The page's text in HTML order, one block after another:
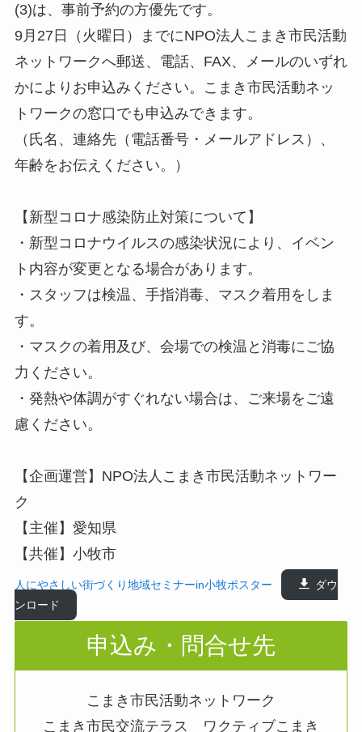
(3)は、事前予約の方優先です。
9月27日（火曜日）までにNPO法人こまき市民活動
ネットワークへ郵送、電話、FAX、メールのいずれ
かによりお申込みください。こまき市民活動ネッ
トワークの窓口でも申込みできます。
（氏名、連絡先（電話番号・メールアドレス）、
年齢をお伝えください。）
【新型コロナ感染防止対策について】
・新型コロナウイルスの感染状況により、イベン
ト内容が変更となる場合があります。
・スタッフは検温、手指消毒、マスク着用をしま
す。
・マスクの着用及び、会場での検温と消毒にご協
力ください。
・発熱や体調がすぐれない場合は、ご来場をご遠
慮ください。
【企画運営】NPO法人こまき市民活動ネットワー
ク
【主催】愛知県
【共催】小牧市
人にやさしい街づくり地域セミナーin小牧ポスター
ダウ
ンロード
申込み・問合せ先
こまき市民活動ネットワーク
こまき市民交流テラス ワクティブこまき